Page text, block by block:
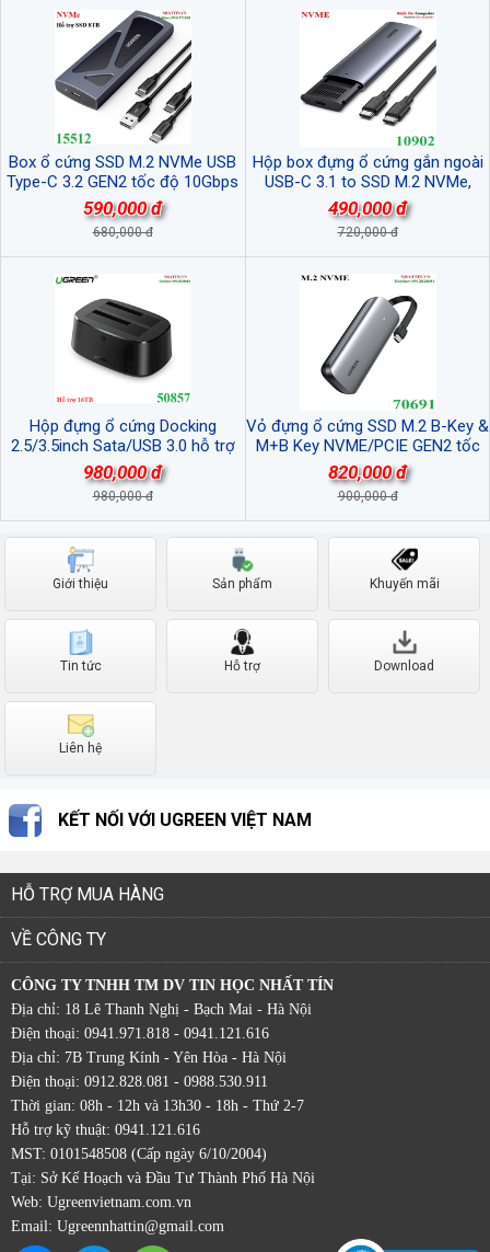
Box ổ cứng SSD M.2 NVMe USB
Type-C 3.2 GEN2 tốc độ 10Gbps
Ugreen 15512 cao cấp (Max 8TB)
590,000 đ
680,000 đ
Hộp box đựng ổ cứng gắn ngoài
USB-C 3.1 to SSD M.2 NVMe,
PCIe, M-Key 10Gbps Ugreen
10902 cao cấp
490,000 đ
720,000 đ
Hộp đựng ổ cứng Docking
2.5/3.5inch Sata/USB 3.0 hỗ trợ
16TB Ugreen 50857 cao cấp
980,000 đ
980,000 đ
Vỏ đựng ổ cứng SSD M.2 B-Key &
M+B Key NVME/PCIE GEN2 tốc
độ 10Gbps Ugreen 70691 cao cấp
(Max 2TB)
820,000 đ
900,000 đ
Giới thiệu Sản phẩm Khuyến mãi
Tin tức Hỗ trợ Download
Liên hệ
KẾT NỐI VỚI UGREEN VIỆT NAM
HỖ TRỢ MUA HÀNG
VỀ CÔNG TY
CÔNG TY TNHH TM DV TIN HỌC NHẤT TÍN
Địa chỉ: 18 Lê Thanh Nghị - Bạch Mai - Hà Nội
Điện thoại: 0941.971.818 - 0941.121.616
Địa chỉ: 7B Trung Kính - Yên Hòa - Hà Nội
Điện thoại: 0912.828.081 - 0988.530.911
Thời gian: 08h - 12h và 13h30 - 18h - Thứ 2-7
Hỗ trợ kỹ thuật: 0941.121.616
MST: 0101548508 (Cấp ngày 6/10/2004)
Tại: Sở Kế Hoạch và Đầu Tư Thành Phố Hà Nội
Web: Ugreenvietnam.com.vn
Email: Ugreennhattin@gmail.com